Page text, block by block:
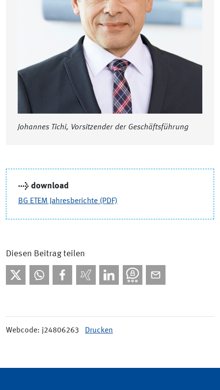
Johannes Tichi, Vorsitzender der Geschäftsführung
→ download
BG ETEM Jahresberichte (PDF)
Diesen Beitrag teilen
Webcode: j24806263 Drucken